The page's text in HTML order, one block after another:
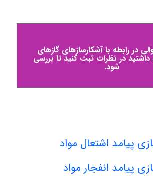
در رابطه با آشکارسازهای گازهای
داشتید در نظرات ثبت کنید تا بررسی
شود.
پیامد اشتعال مواد
پیامد انفجار مواد